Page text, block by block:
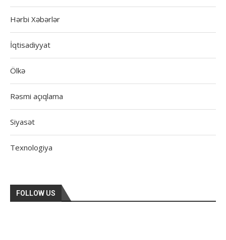
Hərbi Xəbərlər
İqtisadiyyat
Ölkə
Rəsmi açıqlama
Siyasət
Texnologiya
FOLLOW US